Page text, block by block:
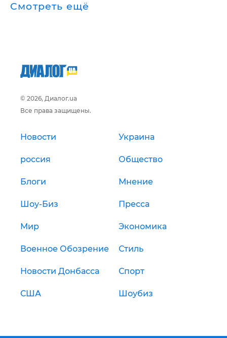
Смотреть ещё
© 2026, Диалог.ua
Все права защищены.
Новости Украина
россия Общество
Блоги Мнение
Шоу-Биз Пресса
Мир Экономика
Военное Обозрение Стиль
Новости Донбасса Спорт
США Шоубиз